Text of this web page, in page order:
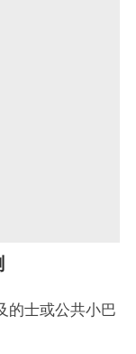
的士或公共小巴